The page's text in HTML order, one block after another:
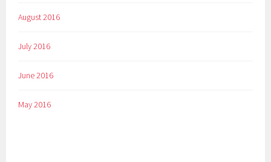
August 2016
July 2016
June 2016
May 2016